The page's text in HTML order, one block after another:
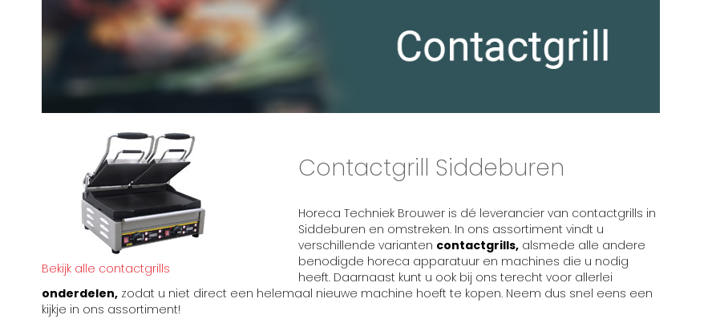
Bekijk alle contactgrills
Contactgrill Siddeburen
Horeca Techniek Brouwer is dé leverancier van contactgrills in
Siddeburen en omstreken. In ons assortiment vindt u
verschillende varianten contactgrills, alsmede alle andere
benodigde horeca apparatuur en machines die u nodig
heeft. Daarnaast kunt u ook bij ons terecht voor allerlei
onderdelen, zodat u niet direct een helemaal nieuwe machine hoeft te kopen. Neem dus snel eens een
kijkje in ons assortiment!